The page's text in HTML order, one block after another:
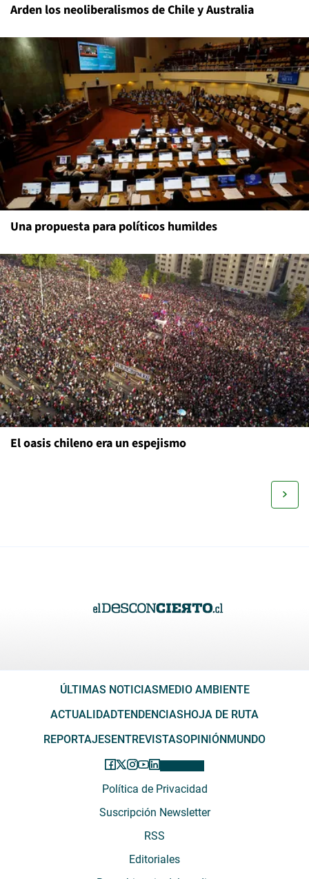
Arden los neoliberalismos de Chile y Australia
Una propuesta para políticos humildes
El oasis chileno era un espejismo
ÚLTIMAS NOTICIAS MEDIO AMBIENTE
ACTUALIDADTENDENCIAS HOJA DE RUTA
REPORTAJES ENTREVISTASOPINIÓN MUNDO
Política de Privacidad
Suscripción Newsletter
RSS
Editoriales